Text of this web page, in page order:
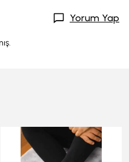
Yorum Yap